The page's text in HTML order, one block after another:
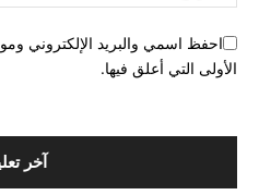
احفظ اسمي والبريد الإلكتروني
الأولى التي أعلق فيها.